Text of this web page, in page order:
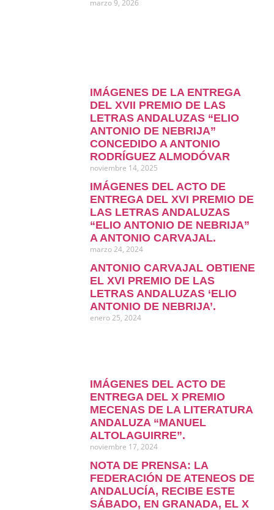
marzo 9, 2026
IMÁGENES DE LA ENTREGA
DEL XVII PREMIO DE LAS
LETRAS ANDALUZAS “ELIO
ANTONIO DE NEBRIJA”
CONCEDIDO A ANTONIO
RODRÍGUEZ ALMODÓVAR
noviembre 14, 2025
IMÁGENES DEL ACTO DE
ENTREGA DEL XVI PREMIO DE
LAS LETRAS ANDALUZAS
“ELIO ANTONIO DE NEBRIJA”
A ANTONIO CARVAJAL.
marzo 24, 2024
ANTONIO CARVAJAL OBTIENE
EL XVI PREMIO DE LAS
LETRAS ANDALUZAS ‘ELIO
ANTONIO DE NEBRIJA’.
enero 25, 2024
IMÁGENES DEL ACTO DE
ENTREGA DEL X PREMIO
MECENAS DE LA LITERATURA
ANDALUZA “MANUEL
ALTOLAGUIRRE”.
noviembre 17, 2024
NOTA DE PRENSA: LA
FEDERACIÓN DE ATENEOS DE
ANDALUCÍA, RECIBE ESTE
SÁBADO, EN GRANADA, EL X